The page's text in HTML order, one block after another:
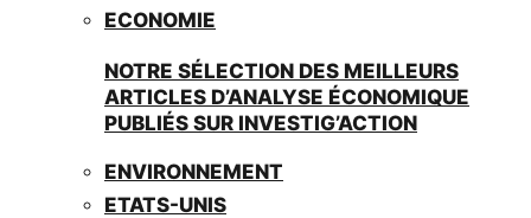
ECONOMIE
NOTRE SÉLECTION DES MEILLEURS
ARTICLES D’ANALYSE ÉCONOMIQUE
PUBLIÉS SUR INVESTIG’ACTION
ENVIRONNEMENT
ETATS-UNIS